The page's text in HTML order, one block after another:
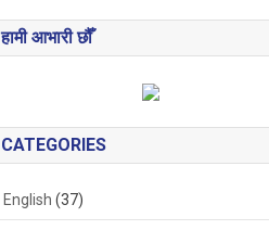
हामी आभारी छौँ
CATEGORIES
English (37)